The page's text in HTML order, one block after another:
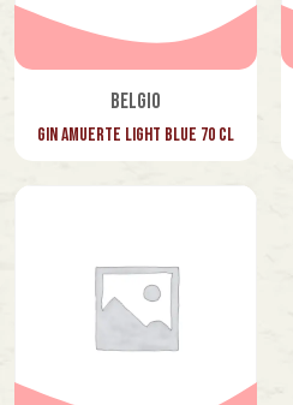
Belgio
Gin Amuerte Light Blue 70 cl